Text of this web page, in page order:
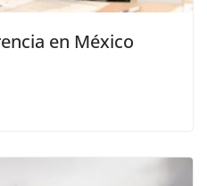
en México